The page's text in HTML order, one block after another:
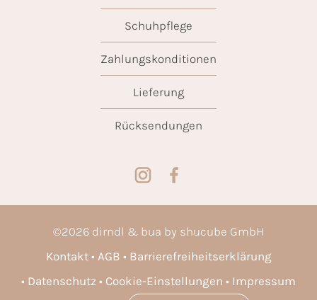
Schuhpflege
Zahlungskonditionen
Lieferung
Rücksendungen
©2026 dirndl & bua by shucube GmbH
Kontakt
AGB
Barrierefreiheitserklärung
Datenschutz
Cookie-Einstellungen
Impressum